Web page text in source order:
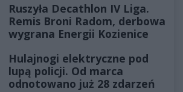
Ruszyła Decathlon IV Liga.
Remis Broni Radom, derbowa
wygrana Energii Kozienice
Hulajnogi elektryczne pod
lupą policji. Od marca
odnotowano już 28 zdarzeń